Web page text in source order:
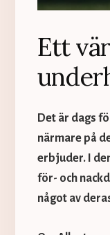
Ett
Det är dags
närmare på
erbjuder. I
för- och
något av